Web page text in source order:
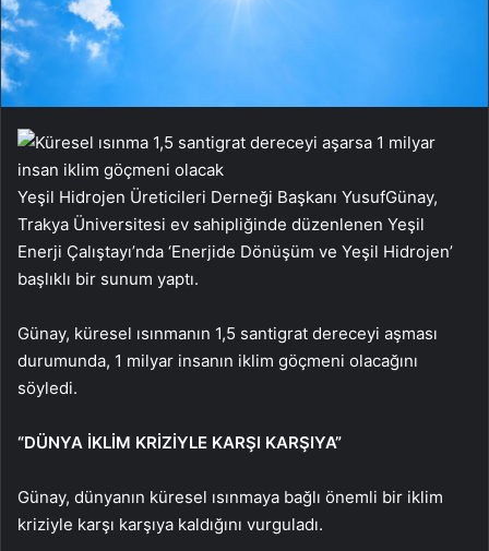
Yeşil Hidrojen Üreticileri Derneği Başkanı YusufGünay,
Trakya Üniversitesi ev sahipliğinde düzenlenen Yeşil
Enerji Çalıştayı’nda ‘Enerjide Dönüşüm ve Yeşil Hidrojen’
başlıklı bir sunum yaptı.
Günay, küresel ısınmanın 1,5 santigrat dereceyi aşması
durumunda, 1 milyar insanın iklim göçmeni olacağını
söyledi.
“DÜNYA İKLİM KRİZİYLE KARŞI KARŞIYA”
Günay, dünyanın küresel ısınmaya bağlı önemli bir iklim
kriziyle karşı karşıya kaldığını vurguladı.